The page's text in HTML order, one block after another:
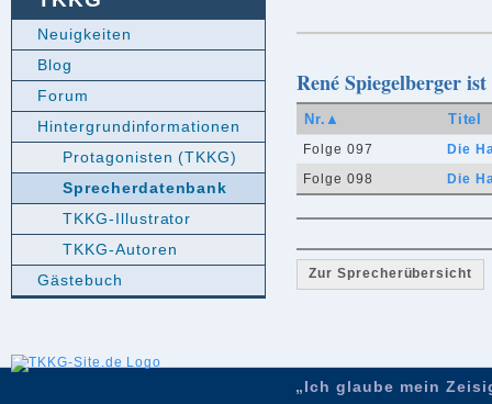
René Spiegelberger
Nr.▲ Titel
Folge 097
Die
Folge 098
Die
Zur Sprecherübersicht
Neuigkeiten
Blog
Forum
Hintergrundinformationen
Protagonisten (TKKG)
Sprecherdatenbank
TKKG-Illustrator
TKKG-Autoren
Gästebuch
„Ich glaube mein